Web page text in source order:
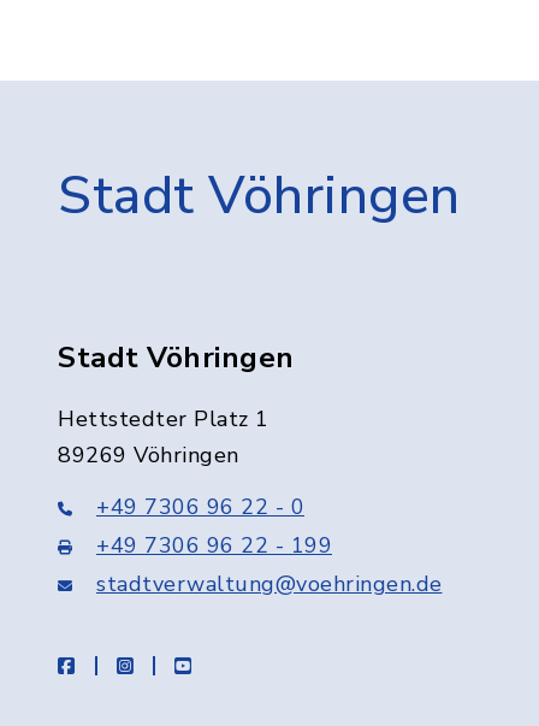
Stadt Vöhringen
Stadt Vöhringen
Hettstedter Platz 1
89269 Vöhringen
+49 7306 96 22 - 0
+49 7306 96 22 - 199
stadtverwaltung@voehringen.de
facebookinstagramyoutube